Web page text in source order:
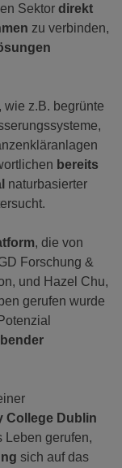
Sektor direkt
zu verbinden,
, wie z.B. begrünte
bereits
naturbasierter
, die von
Forschung &
und Hazel Chu,
gerufen wurde
College Dublin
Leben gerufen,
sich auf das